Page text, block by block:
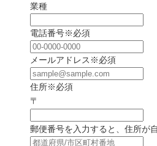
業種
電話番号※必須
メールアドレス ※必須
住所※必須
〒
郵便番号を入力すると、住所が